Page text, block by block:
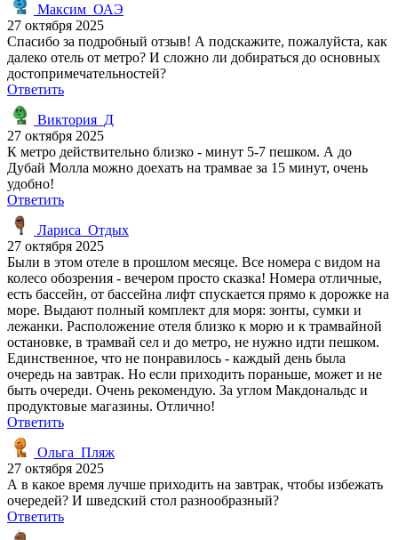
Максим_ОАЭ
27 октября 2025
Спасибо за подробный отзыв! А подскажите, пожалуйста, как
далеко отель от метро? И сложно ли добираться до основных
достопримечательностей?
Ответить
Виктория_Д
27 октября 2025
К метро действительно близко - минут 5-7 пешком. А до
Дубай Молла можно доехать на трамвае за 15 минут, очень
удобно!
Ответить
Лариса_Отдых
27 октября 2025
Были в этом отеле в прошлом месяце. Все номера с видом на
колесо обозрения - вечером просто сказка! Номера отличные,
есть бассейн, от бассейна лифт спускается прямо к дорожке на
море. Выдают полный комплект для моря: зонты, сумки и
лежанки. Расположение отеля близко к морю и к трамвайной
остановке, в трамвай сел и до метро, не нужно идти пешком.
Единственное, что не понравилось - каждый день была
очередь на завтрак. Но если приходить пораньше, может и не
быть очереди. Очень рекомендую. За углом Макдональдс и
продуктовые магазины. Отлично!
Ответить
Ольга_Пляж
27 октября 2025
А в какое время лучше приходить на завтрак, чтобы избежать
очередей? И шведский стол разнообразный?
Ответить